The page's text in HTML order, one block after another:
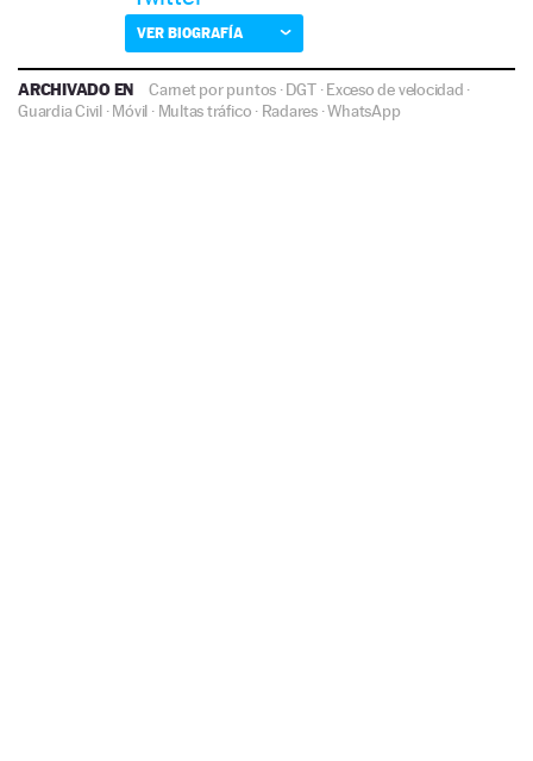
VER BIOGRAFÍA
ARCHIVADO EN Carnet por puntos ·DGT·Exceso de velocidad ·
Guardia Civil ·Móvil · Multas tráfico · Radares·WhatsApp